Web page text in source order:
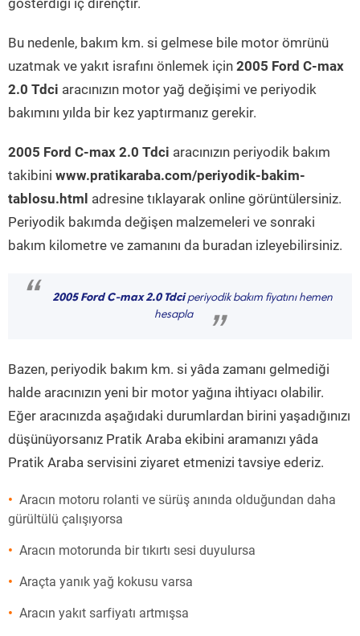
gösterdiği iç dirençtir.
Bu nedenle, bakım km. si gelmese bile motor ömrünü
uzatmak ve yakıt israfını önlemek için 2005 Ford C-max
2.0 Tdci aracınızın motor yağ değişimi ve periyodik
bakımını yılda bir kez yaptırmanız gerekir.
2005 Ford C-max 2.0 Tdci aracınızın periyodik bakım
takibini www.pratikaraba.com/periyodik-bakim-
tablosu.html adresine tıklayarak online görüntülersiniz.
Periyodik bakımda değişen malzemeleri ve sonraki
bakım kilometre ve zamanını da buradan izleyebilirsiniz.
“ 2005 Ford C-max 2.0 Tdciperiyodik bakım fiyatını hemen
hesapla
”
Bazen, periyodik bakım km. si yâda zamanı gelmediği
halde aracınızın yeni bir motor yağına ihtiyacı olabilir.
Eğer aracınızda aşağıdaki durumlardan birini yaşadığınızı
düşünüyorsanız Pratik Araba ekibini aramanızı yâda
Pratik Araba servisini ziyaret etmenizi tavsiye ederiz.
Aracın motoru rolanti ve sürüş anında olduğundan daha
gürültülü çalışıyorsa
Aracın motorunda bir tıkırtı sesi duyulursa
Araçta yanık yağ kokusu varsa
Aracın yakıt sarfiyatı artmışsa